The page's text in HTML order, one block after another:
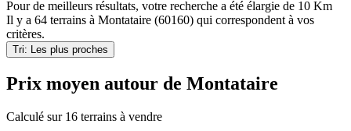
Pour de meilleurs résultats, votre recherche a été élargie de 10 Km
Il y a 64 terrains à Montataire (60160) qui correspondent à vos
critères.
Tri: Les plus proches
Prix moyen autour de Montataire
Calculé sur 16 terrains à vendre